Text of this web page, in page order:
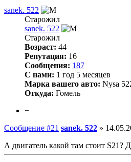
sanek. 522
Старожил
sanek. 522
Старожил
Возраст: 44
Репутация: 16
Сообщения: 187
С нами: 1 год 5 месяцев
Марка вашего авто: Nysa
Откуда: Гомель
−
Сообщение #21 sanek. 522 »
А двигатель какой там стоит S21?